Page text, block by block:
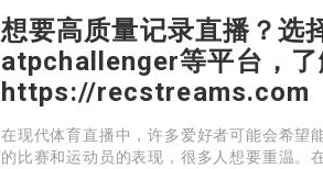
想要高质量记录直播？选
atpchallenger等平台，了
https://recstreams.com
在现代体育直播中，许多爱好者可能会希
的比赛和运动员的表现，很多人想要重温。